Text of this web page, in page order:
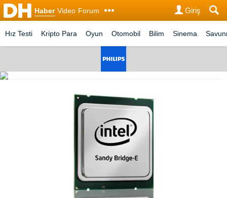
Haber Video Forum Giriş
Hız Testi Kripto Para Oyun Otomobil Bilim Sinema